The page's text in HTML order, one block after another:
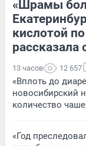
«Шрамы
кислотой
рассказала
13 часов 12 657
«Вплоть до
новосибирский
количество
«Год